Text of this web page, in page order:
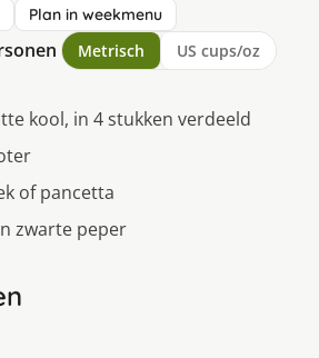
Plan in weekmenu
Metrisch US cups/oz
kool, in 4 stukken verdeeld
of pancetta
zwarte peper